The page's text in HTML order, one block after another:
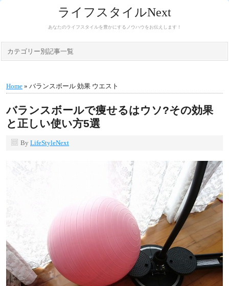
ライフスタイルNext
あなたのライフスタイルを豊かにするノウハウをお伝えします！
カテゴリー別記事一覧
Home » バランスボール 効果 ウエスト
バランスボールで痩せるはウソ?その効果
と正しい使い方5選
By LifeStyleNext